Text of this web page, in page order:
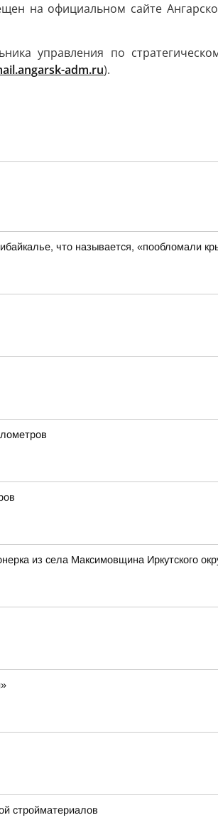
на официальном сайте
управления по
adm.ru).
что называется, «пообломали
из села Максимовщина Иркутского
стройматериалов